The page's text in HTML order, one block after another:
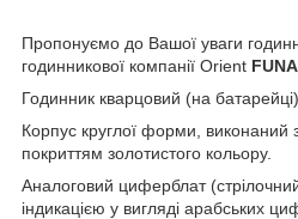
Пропонуємо до Вашої уваги
годинникової компанії Orient
Годинник кварцовий (на батарейці).
Корпус круглої форми, виконаний
покриттям золотистого кольору.
Аналоговий циферблат
індикацією у вигляді арабських